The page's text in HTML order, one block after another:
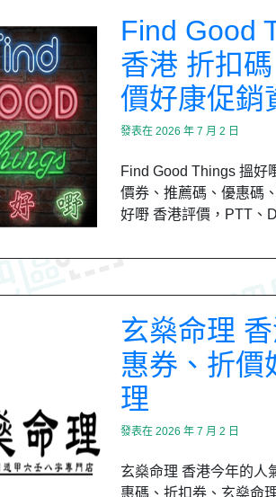
Find Good
香港 折扣
價好康促銷
發表在 2026 年 7 月 2 日
Find Good Things 搵好
價券、推薦碼、優惠碼
好嘢 香港評價，PTT、
玄燊命理
惠券、折價
理
發表在 2026 年 7 月 2 日
玄燊命理 香港今年的人
惠碼、折扣券、玄燊命